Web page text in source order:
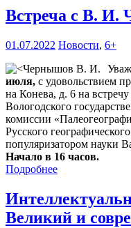
Встреча с В.
01.07.2022 Новости, 6+
июля, с удовольствием
на Конева, д. 6 на
Вологодского
комиссии
Русского
популяризатором науки
Начало в 16 часов.
Подробнее
Великий и